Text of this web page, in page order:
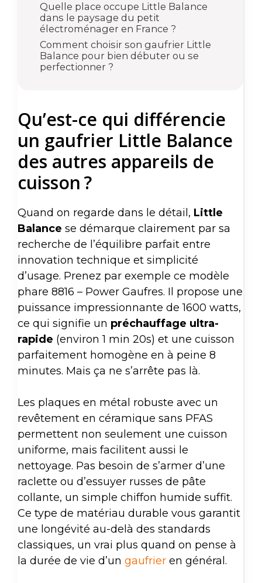
Quelle place occupe Little Balance
dans le paysage du petit
électroménager en France ?
Comment choisir son gaufrier Little
Balance pour bien débuter ou se
perfectionner ?
Qu’est-ce qui différencie
un gaufrier Little Balance
des autres appareils de
cuisson ?
Quand on regarde dans le détail, Little
Balance se démarque clairement par sa
recherche de l’équilibre parfait entre
innovation technique et simplicité
d’usage. Prenez par exemple ce modèle
phare 8816 – Power Gaufres. Il propose une
puissance impressionnante de 1600 watts,
ce qui signifie un préchauffage ultra-
rapide (environ 1 min 20s) et une cuisson
parfaitement homogène en à peine 8
minutes. Mais ça ne s’arrête pas là.
Les plaques en métal robuste avec un
revêtement en céramique sans PFAS
permettent non seulement une cuisson
uniforme, mais facilitent aussi le
nettoyage. Pas besoin de s’armer d’une
raclette ou d’essuyer russes de pâte
collante, un simple chiffon humide suffit.
Ce type de matériau durable vous garantit
une longévité au-delà des standards
classiques, un vrai plus quand on pense à
la durée de vie d’un gaufrier en général.